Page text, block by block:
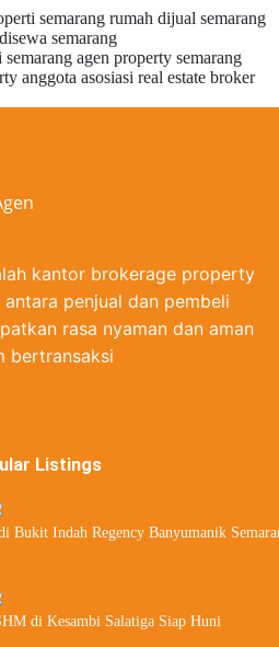
kantor brokerage property
penjual dan pembeli
rasa nyaman dan aman
bertransaksi
Listings
Bukit Indah Regency Banyumanik
di Kesambi Salatiga Siap Huni